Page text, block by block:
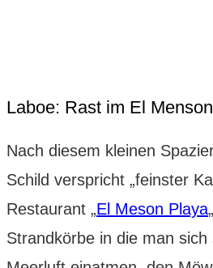
Laboe: Rast im El
Nach diesem kleinen
Schild verspricht „feinster
Restaurant „El Meson Playa
Strandkörbe in die man